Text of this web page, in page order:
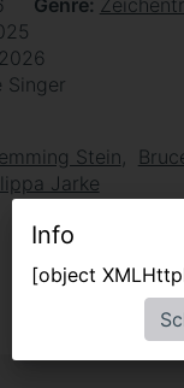
Genre
Singer
Stein
Jarke
Info
[object